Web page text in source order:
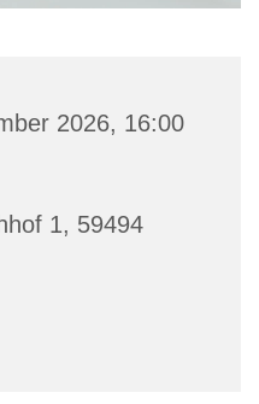
2026, 16:00
1, 59494